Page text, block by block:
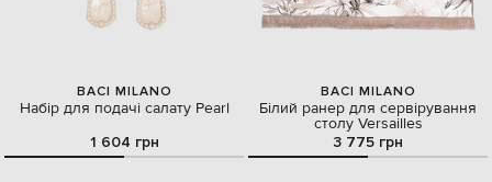
BACI MILANO
Набір для подачі салату Pearl
1 604 грн
BACI MILANO
Білий ранер для сервірування
столу Versailles
3 775 грн